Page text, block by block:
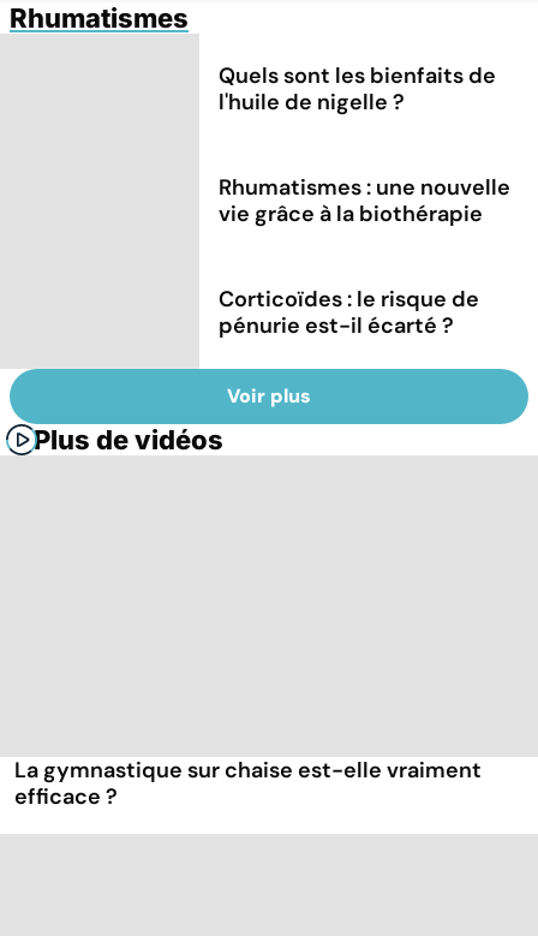
Rhumatismes
Quels sont les bienfaits de
l'huile de nigelle ?
Rhumatismes : une nouvelle
vie grâce à la biothérapie
Corticoïdes : le risque de
pénurie est-il écarté ?
Voir plus
Plus de vidéos
La gymnastique sur chaise est-elle vraiment
efficace ?